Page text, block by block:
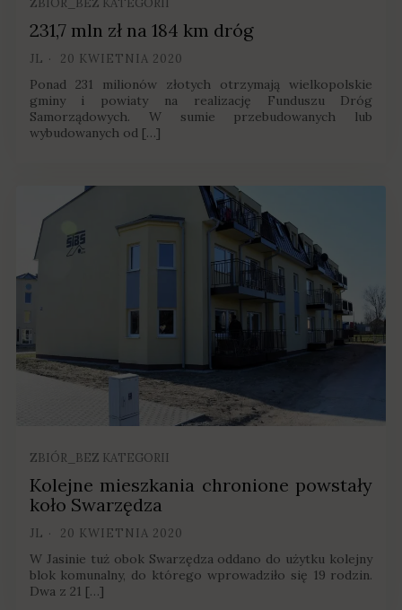
231,7 mln zł na 184 km dróg
JL 20 KWIETNIA 2020
Ponad 231 milionów złotych otrzymają wielkopolskie
gminy i powiaty na realizację Funduszu Dróg
Samorządowych. W sumie przebudowanych lub
wybudowanych od […]
ZBIÓR_BEZ KATEGORII
Kolejne mieszkania chronione powstały
koło Swarzędza
JL 20 KWIETNIA 2020
W Jasinie tuż obok Swarzędza oddano do użytku kolejny
blok komunalny, do którego wprowadziło się 19 rodzin.
Dwa z 21 […]